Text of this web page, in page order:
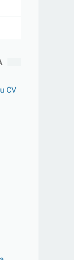
CV